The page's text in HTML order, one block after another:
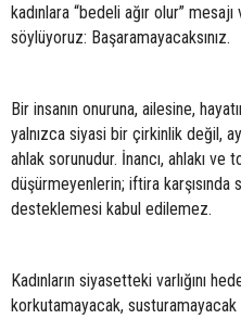
kadınlara “bedeli ağır olur”
söylüyoruz: Başaramayacaksınız.
Bir insanın onuruna, ailesine,
yalnızca siyasi bir çirkinlik değil,
ahlak sorunudur. İnancı, ahlakı
düşürmeyenlerin; iftira karşısında
desteklemesi kabul edilemez.
Kadınların siyasetteki varlığını
korkutamayacak, susturamayacak